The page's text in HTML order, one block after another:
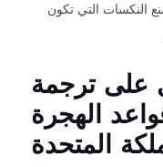
النكسات التي تكون
على ترجمة
الهجرة
المتحدة